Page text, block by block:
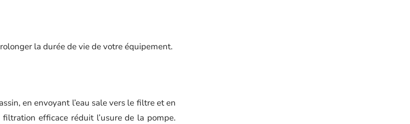
la durée de vie de votre équipement.
en envoyant l’eau sale vers le filtre et en
efficace réduit l’usure de la pompe.